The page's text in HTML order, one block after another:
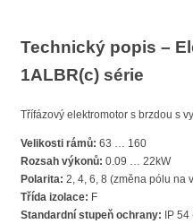
Technický popis –
1ALBR(c) série
Třífázový elektromotor s brzdou s
Velikosti rámů: 63 … 160
Rozsah výkonů: 0.09 … 22kW
Polarita: 2, 4, 6, 8 (změna pólu na
Třída izolace: F
Standardní stupeň ochrany: IP